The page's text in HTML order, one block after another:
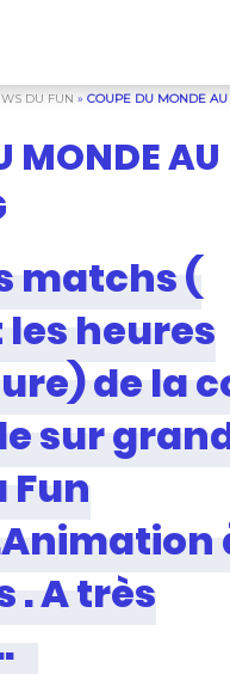
DU FUN » COUPE DU MONDE
MONDE AU
matchs (
heures
de la
sur
Fun
. A très